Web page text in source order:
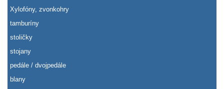
Xylofóny, zvonkohry
tamburíny
stoličky
stojany
pedále / dvojpedále
blany